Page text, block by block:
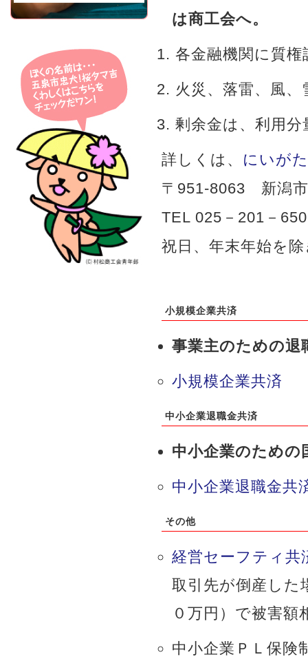
は商工会へ。
各金融機関に質
火災、落雷、風
剰余金は、利用
詳しくは、 にいが
〒951-8063 新潟
TEL 025－201－
祝日、年末年始を
小規模企業共済
事業主のための退
小規模企業共済
中小企業退職金共済
中小企業のための
中小企業退職金共
その他
経営セーフティ共
取引先が倒産した
０万円）で被害
中小企業ＰＬ保険